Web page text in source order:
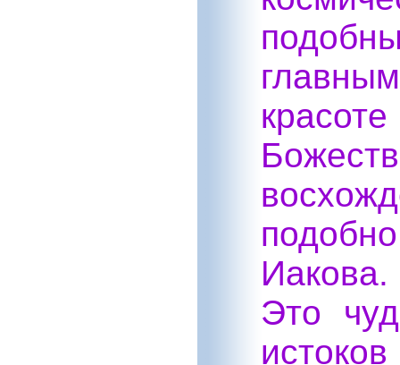
Иакова.
Это